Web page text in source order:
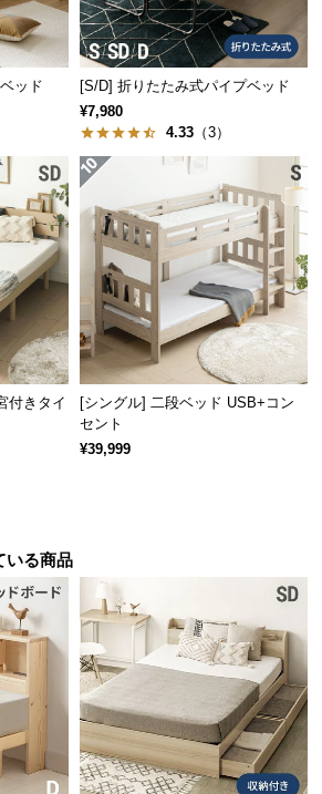
できて衛生的
に取り外しが可能。陰干しなど
衛生的にお使いいただけます。
横幅 奥行き 高さ
約116㎝ 約4㎝
すのこベッド
[S/D] 折りたたみ式パイプベッド
¥7,980
4.33 （3）
付きタイ
[シングル] 二段ベッド USB+コン
セント
¥39,999
いる商品